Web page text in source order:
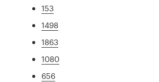
153
1498
1863
1080
656